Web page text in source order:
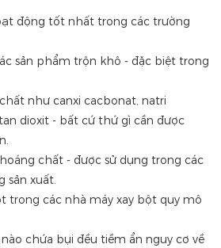
động tốt nhất trong các trường
sản phẩm trộn khô - đặc biệt trong
như canxi cacbonat, natri
dioxit - bất cứ thứ gì cần được
chất - được sử dụng trong các
sản xuất.
trong các nhà máy xay bột quy mô
chứa bụi đều tiềm ẩn nguy cơ về